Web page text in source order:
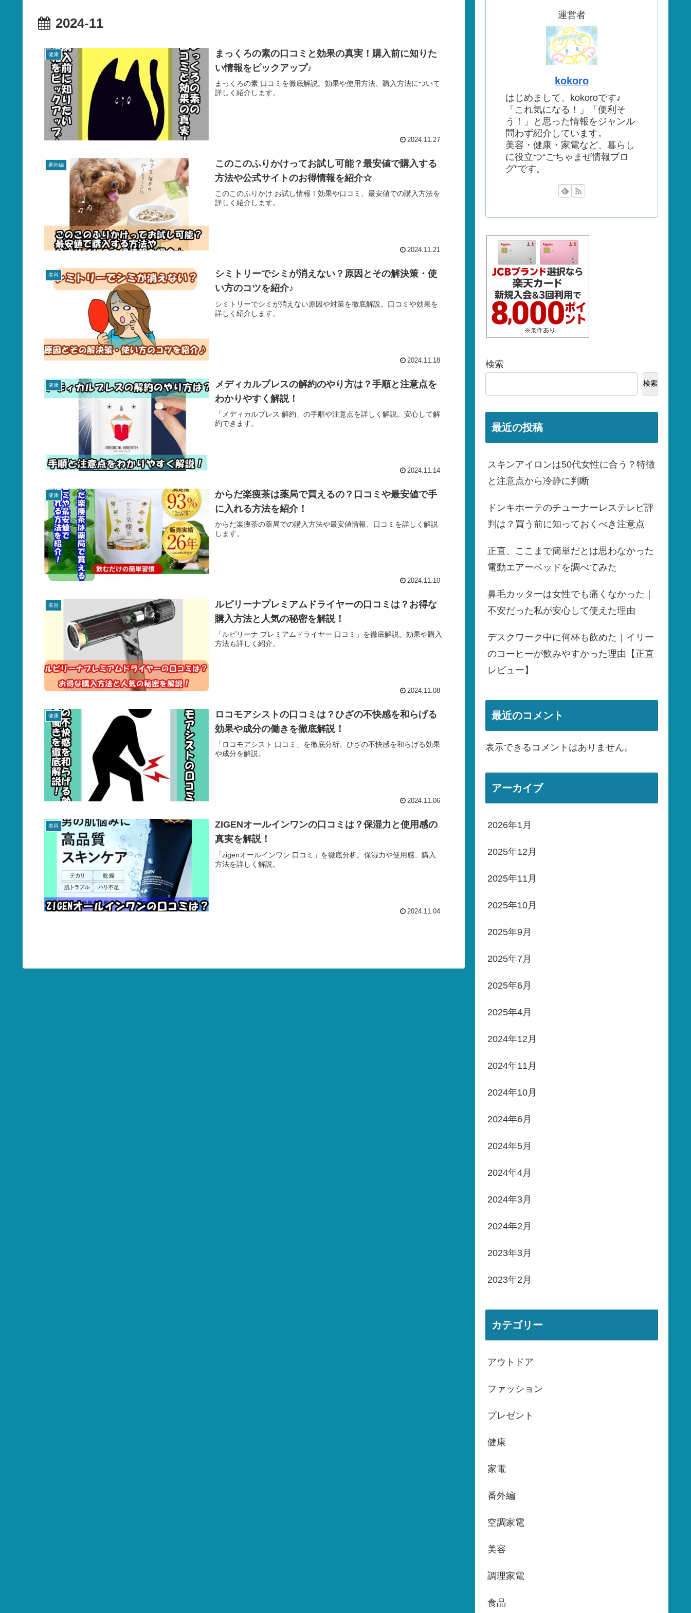
2024-11
健康
まっくろの素の口コミと効果の真実！購入前に知りた
い情報をピックアップ♪
まっくろの素 口コミを徹底解説。効果や使用方法、購入方法について
詳しく紹介します。
2024.11.27
番外編
このこのふりかけってお試し可能？最安値で購入する
方法や公式サイトのお得情報を紹介☆
このこのふりかけ お試し情報！効果や口コミ、最安値での購入方法を
詳しく紹介します。
2024.11.21
美容
シミトリーでシミが消えない？原因とその解決策・使
い方のコツを紹介♪
シミトリーでシミが消えない原因や対策を徹底解説。口コミや効果を
詳しく紹介します。
2024.11.18
健康
メディカルブレスの解約のやり方は？手順と注意点を
わかりやすく解説！
「メディカルブレス 解約」の手順や注意点を詳しく解説。安心して解
約できます。
2024.11.14
健康
からだ楽痩茶は薬局で買えるの？口コミや最安値で手
に入れる方法を紹介！
からだ楽痩茶の薬局での購入方法や最安値情報、口コミを詳しく解説
します。
2024.11.10
美容
ルピリーナプレミアムドライヤーの口コミは？お得な
購入方法と人気の秘密を解説！
「ルピリーナ プレミアムドライヤー 口コミ」を徹底解説。効果や購入
方法も詳しく紹介。
2024.11.08
健康
ロコモアシストの口コミは？ひざの不快感を和らげる
効果や成分の働きを徹底解説！
「ロコモアシスト 口コミ」を徹底分析。ひざの不快感を和らげる効果
や成分を解説。
2024.11.06
美容
ZIGENオールインワンの口コミは？保湿力と使用感の
真実を解説！
「zigenオールインワン 口コミ」を徹底分析。保湿力や使用感、購入
方法を詳しく解説。
2024.11.04
運営者
kokoro
はじめまして、kokoroです♪
「これ気になる！」「便利そ
う！」と思った情報をジャンル
問わず紹介しています。
美容・健康・家電など、暮らし
に役立つ“ごちゃまぜ情報ブロ
グ”です。
検索
検索
最近の投稿
スキンアイロンは50代女性に合う？特徴
と注意点から冷静に判断
ドンキホーテのチューナーレステレビ評
判は？買う前に知っておくべき注意点
正直、ここまで簡単だとは思わなかった
電動エアーベッドを調べてみた
鼻毛カッターは女性でも痛くなかった｜
不安だった私が安心して使えた理由
デスクワーク中に何杯も飲めた｜イリー
のコーヒーが飲みやすかった理由【正直
レビュー】
最近のコメント
表示できるコメントはありません。
アーカイブ
2026年1月
2025年12月
2025年11月
2025年10月
2025年9月
2025年7月
2025年6月
2025年4月
2024年12月
2024年11月
2024年10月
2024年6月
2024年5月
2024年4月
2024年3月
2024年2月
2023年3月
2023年2月
カテゴリー
アウトドア
ファッション
プレゼント
健康
家電
番外編
空調家電
美容
調理家電
食品